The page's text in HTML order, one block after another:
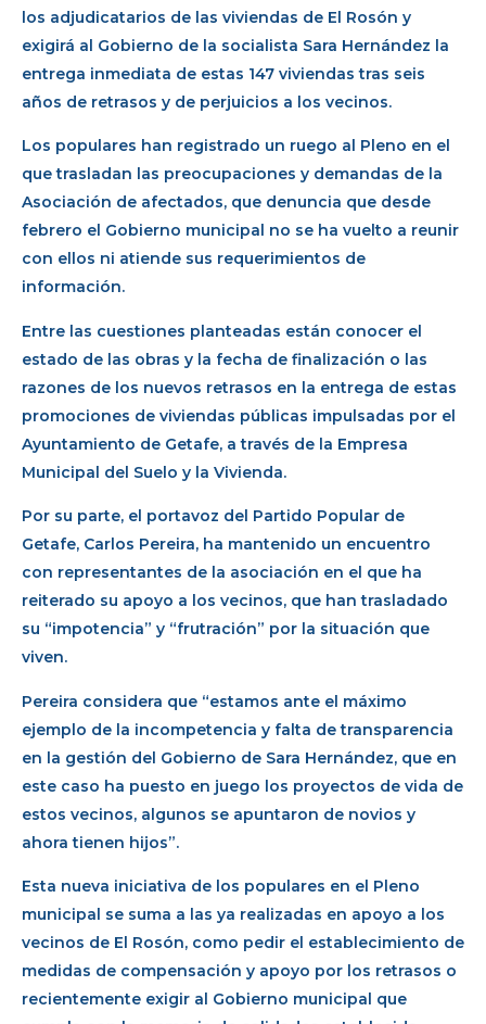
los adjudicatarios de las viviendas de El Rosón y
exigirá al Gobierno de la socialista Sara Hernández la
entrega inmediata de estas 147 viviendas tras seis
años de retrasos y de perjuicios a los vecinos.
Los populares han registrado un ruego al Pleno en el
que trasladan las preocupaciones y demandas de la
Asociación de afectados, que denuncia que desde
febrero el Gobierno municipal no se ha vuelto a reunir
con ellos ni atiende sus requerimientos de
información.
Entre las cuestiones planteadas están conocer el
estado de las obras y la fecha de finalización o las
razones de los nuevos retrasos en la entrega de estas
promociones de viviendas públicas impulsadas por el
Ayuntamiento de Getafe, a través de la Empresa
Municipal del Suelo y la Vivienda.
Por su parte, el portavoz del Partido Popular de
Getafe, Carlos Pereira, ha mantenido un encuentro
con representantes de la asociación en el que ha
reiterado su apoyo a los vecinos, que han trasladado
su “impotencia” y “frutración” por la situación que
viven.
Pereira considera que “estamos ante el máximo
ejemplo de la incompetencia y falta de transparencia
en la gestión del Gobierno de Sara Hernández, que en
este caso ha puesto en juego los proyectos de vida de
estos vecinos, algunos se apuntaron de novios y
ahora tienen hijos”.
Esta nueva iniciativa de los populares en el Pleno
municipal se suma a las ya realizadas en apoyo a los
vecinos de El Rosón, como pedir el establecimiento de
medidas de compensación y apoyo por los retrasos o
recientemente exigir al Gobierno municipal que